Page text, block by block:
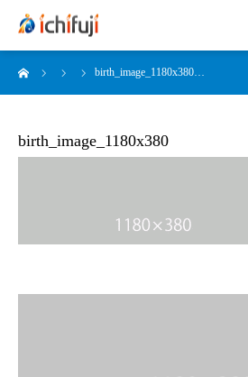
birth_image_1180x380…
birth_image_1180x380
HOME
スタッフ募集